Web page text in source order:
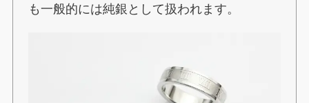
も一般的には純銀として扱われます。